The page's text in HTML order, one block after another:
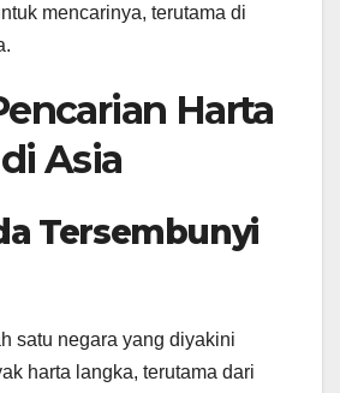
mencarinya, terutama di
Harta
Asia
Tersembunyi
satu negara yang diyakini
harta langka, terutama dari